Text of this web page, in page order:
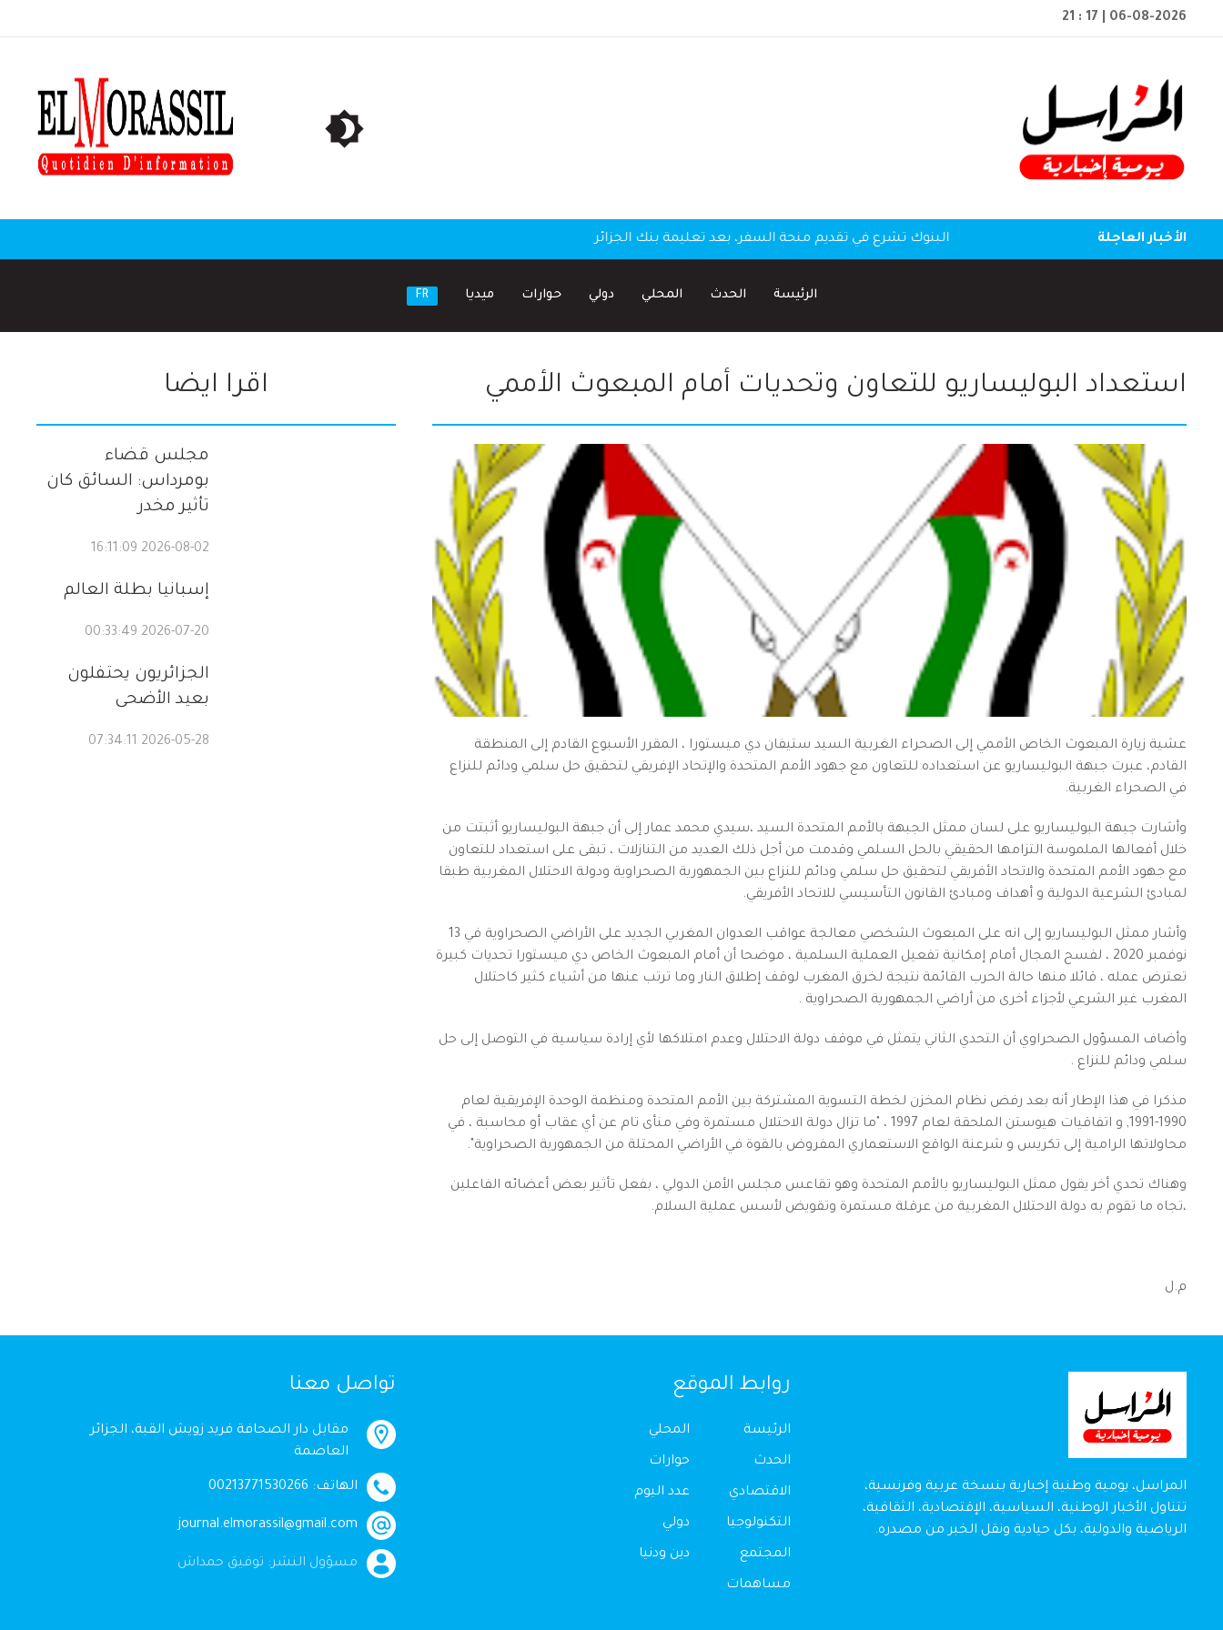
21 : 17 | 06-08-2026
الأخبار العاجلة البنوك تشرع في تقديم منحة السفر، بعد تعليمة بنك الجزائر
الرئيسة الحدث المحلي دولي حوارات ميديا FR
استعداد البوليساريو للتعاون وتحديات أمام المبعوث الأممي
عشية زيارة المبعوث الخاص الأممي إلى الصحراء الغربية السيد ستيفان دي ميستورا ، المقرر الأسبوع القادم إلى المنطقة
القادم، عبرت جبهة البوليساريو عن استعداده للتعاون مع جهود الأمم المتحدة والإتحاد الإفريقي لتحقيق حل سلمي ودائم للنزاع
في الصحراء الغربية.
وأشارت جبهة البوليساريو على لسان ممثل الجبهة بالأمم المتحدة السيد ،سيدي محمد عمار إلى أن جبهة البوليساريو أثبتت من
خلال أفعالها الملموسة التزامها الحقيقي بالحل السلمي وقدمت من أجل ذلك العديد من التنازلات ، تبقى على استعداد للتعاون
مع جهود الأمم المتحدة والاتحاد الأفريقي لتحقيق حل سلمي ودائم للنزاع بين الجمهورية الصحراوية ودولة الاحتلال المغربية طبقا
لمبادئ الشرعية الدولية و أهداف ومبادئ القانون التأسيسي للاتحاد الأفريقي.
وأشار ممثل البوليساريو إلى انه على المبعوث الشخصي معالجة عواقب العدوان المغربي الجديد على الأراضي الصحراوية في 13
نوفمبر 2020 ، لفسح المجال أمام إمكانية تفعيل العملية السلمية ، موضحا أن أمام المبعوث الخاص دي ميستورا تحديات كبيرة
تعترض عمله ، قائلا منها حالة الحرب القائمة نتيجة لخرق المغرب لوقف إطلاق النار وما ترتب عنها من أشياء كثير كاحتلال
المغرب غير الشرعي لأجزاء أخرى من أراضي الجمهورية الصحراوية .
وأضاف المسؤول الصحراوي أن التحدي الثاني يتمثل في موقف دولة الاحتلال وعدم امتلاكها لأي إرادة سياسية في التوصل إلى حل
سلمي ودائم للنزاع .
مذكرا في هذا الإطار أنه بعد رفض نظام المخزن لخطة التسوية المشتركة بين الأمم المتحدة ومنظمة الوحدة الإفريقية لعام
1990-1991, و اتفاقيات هيوستن الملحقة لعام 1997 ، "ما تزال دولة الاحتلال مستمرة وفي منأى تام عن أي عقاب أو محاسبة ، في
محاولاتها الرامية إلى تكريس و شرعنة الواقع الاستعماري المفروض بالقوة في الأراضي المحتلة من الجمهورية الصحراوية".
وهناك تحدي أخر يقول ممثل البوليساريو بالأمم المتحدة وهو تقاعس مجلس الأمن الدولي ، بفعل تأثير بعض أعضائه الفاعلين
،تجاه ما تقوم به دولة الاحتلال المغربية من عرقلة مستمرة وتقويض لأسس عملية السلام.
م.ل
اقرا ايضا
مجلس قضاء
بومرداس: السائق كان
تأثير مخدر
2026-08-02 16:11:09
إسبانيا بطلة العالم
2026-07-20 00:33:49
الجزائريون يحتفلون
بعيد الأضحى
2026-05-28 07:34:11
المراسل، يومية وطنية إخبارية بنسخة عربية وفرنسية،
تتناول الأخبار الوطنية، السياسية، الإقتصادية، الثقافية،
الرياضية والدولية، بكل حيادية ونقل الخبر من مصدره.
روابط الموقع
الرئيسة
الحدث
الاقتصادي
التكنولوجيا
المجتمع
مساهمات
المحلي
حوارات
عدد اليوم
دولي
دين ودنيا
تواصل معنا
مقابل دار الصحافة فريد زويش القبة، الجزائر
العاصمة
الهاتف: 00213771530266
journal.elmorassil@gmail.com
مسؤول النشر: توفيق حمداش